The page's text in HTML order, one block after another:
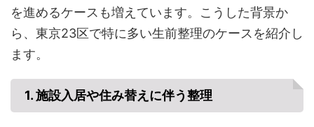
を進めるケースも増えています。こうした背景か
ら、東京23区で特に多い生前整理のケースを紹介し
ます。
1. 施設入居や住み替えに伴う整理